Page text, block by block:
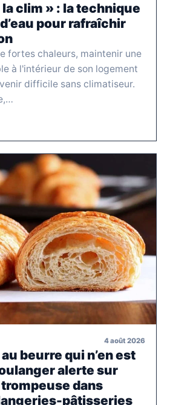
clim » : la technique
pour rafraîchir
fortes chaleurs, maintenir une
à l'intérieur de son logement
difficile sans climatiseur.
4 août 2026
beurre qui n’en est
alerte sur
dans
pâtisseries